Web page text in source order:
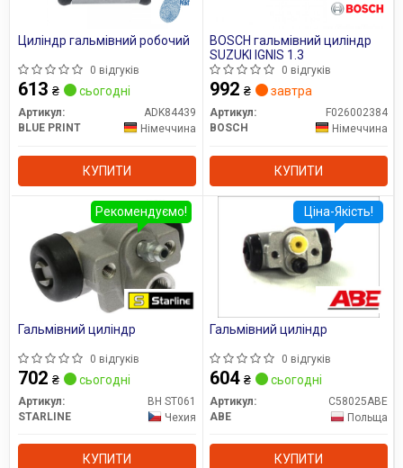
Циліндр гальмівний робочий
0 відгуків
613 ₴ сьогодні
Артикул:
ADK84439
BLUE PRINT
Німеччина
КУПИТИ
BOSCH гальмівний циліндр
SUZUKI IGNIS 1.3
0 відгуків
992 ₴ завтра
Артикул:
F026002384
BOSCH
Німеччина
КУПИТИ
Гальмівний циліндр
0 відгуків
702 ₴ сьогодні
Артикул:
BH ST061
STARLINE
Чехия
КУПИТИ
Рекомендуємо!
Гальмівний циліндр
0 відгуків
604 ₴ сьогодні
Артикул:
C58025ABE
ABE
Польща
КУПИТИ
Ціна-Якість!